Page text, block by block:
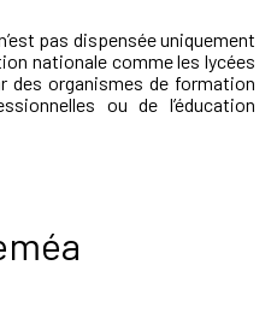
pas dispensée uniquement
nationale comme les lycées
des organismes de formation
ou de l’éducation